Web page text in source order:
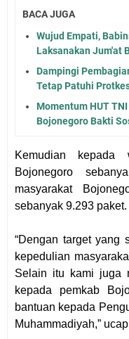
BACA JUGA
Wujud Empati,
Laksanakan Jum'at
Dampingi
Tetap Patuhi
Momentum HUT
Bojonegoro Bakti
Kemudian kepada
Bojonegoro
masyarakat
sebanyak 9.293 paket.
“Dengan target yang
kepedulian
Selain itu kami juga
kepada pemkab
bantuan kepada
Muhammadiyah,”